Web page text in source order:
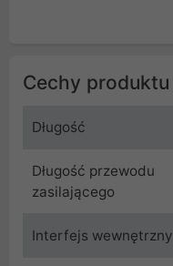
Cechy produktu
Długość
Długość przewodu
zasilającego
Interfejs wewnętrzny